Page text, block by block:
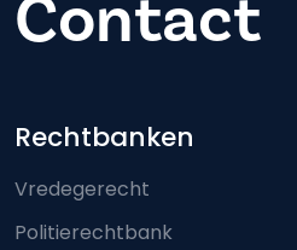
Contact
Footer-menu
Rechtbanken
Vredegerecht
Politierechtbank